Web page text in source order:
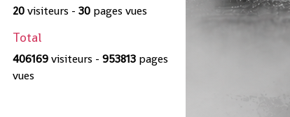
20visiteurs -30 pages vues
Total
406169visiteurs -953813 pages
vues